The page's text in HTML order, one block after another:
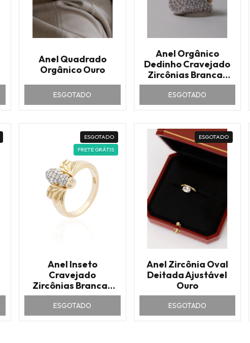
Anel Quadrado
Orgânico Ouro
ESGOTADO
Anel Orgânico
Dedinho Cravejado
Zircônias Brancas
Ouro
ESGOTADO
ESGOTADO
FRETE GRÁTIS
Anel Inseto
Cravejado
Zircônias Brancas
Prata 925 Banho
Ouro
ESGOTADO
ESGOTADO
Anel Zircônia Oval
Deitada Ajustável
Ouro
ESGOTADO